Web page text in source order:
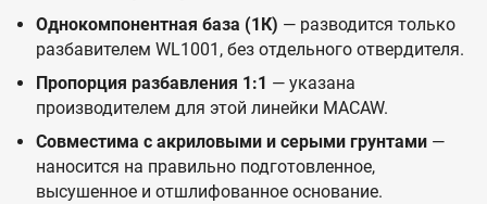
Однокомпонентная база (1К) — разводится только
разбавителем WL1001, без отдельного отвердителя.
Пропорция разбавления 1:1 — указана
производителем для этой линейки MACAW.
Совместима с акриловыми и серыми грунтами —
наносится на правильно подготовленное,
высушенное и отшлифованное основание.